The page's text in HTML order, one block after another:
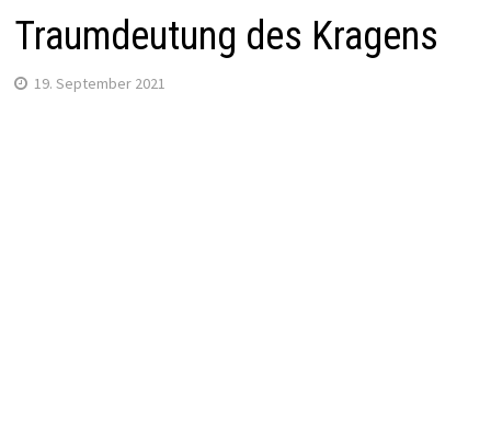
Traumdeutung des Kragens
19. September 2021